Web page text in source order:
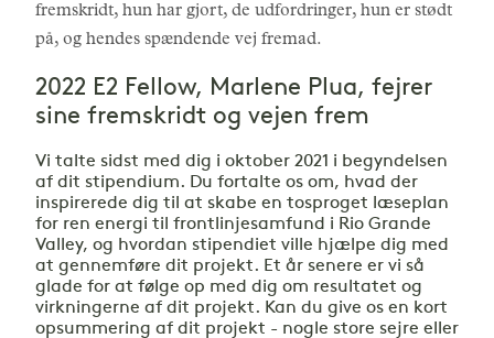
fremskridt, hun har gjort, de udfordringer, hun er stødt
på, og hendes spændende vej fremad.
2022 E2 Fellow, Marlene Plua, fejrer
sine fremskridt og vejen frem
Vi talte sidst med dig i oktober 2021 i begyndelsen
af dit stipendium. Du fortalte os om, hvad der
inspirerede dig til at skabe en tosproget læseplan
for ren energi til frontlinjesamfund i Rio Grande
Valley, og hvordan stipendiet ville hjælpe dig med
at gennemføre dit projekt. Et år senere er vi så
glade for at følge op med dig om resultatet og
virkningerne af dit projekt. Kan du give os en kort
opsummering af dit projekt - nogle store sejre eller